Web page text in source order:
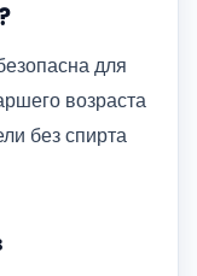
для
возраста
без спирта